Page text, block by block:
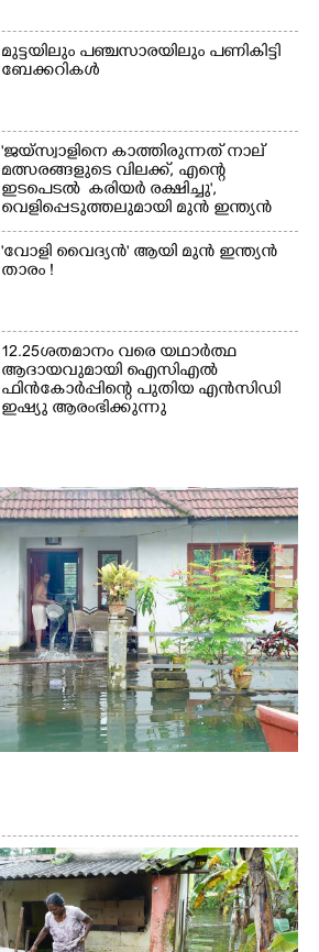
മുട്ടയിലും പഞ്ചസാരയിലും പണികിട്ടി
ബേക്കറികൾ
'ജയ്സ്വാളിനെ കാത്തിരുന്നത് നാല്
മത്സരങ്ങളുടെ വിലക്ക്, എന്റെ
ഇടപെടൽ കരിയർ രക്ഷിച്ചു',​
വെളിപ്പെടുത്തലുമായി മുൻ ഇന്ത്യൻ
ക്യാപ്‌ടൻ
'വോളി വൈദ്യൻ' ആയി മുൻ ഇന്ത്യൻ
താരം !
12.25ശതമാനം വരെ യഥാർത്ഥ
ആദായവുമായി ഐസിഎൽ
ഫിൻകോർപ്പിന്റെ പുതിയ എൻസിഡി
ഇഷ്യു ആരംഭിക്കുന്നു
×
Share this link
Copy Link